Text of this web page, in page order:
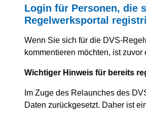
Login für Personen, die
Regelwerksportal
Wenn Sie sich für die DVS-
kommentieren möchten, ist
Wichtiger Hinweis für bereits
Im Zuge des Relaunches des
Daten zurückgesetzt. Daher ist